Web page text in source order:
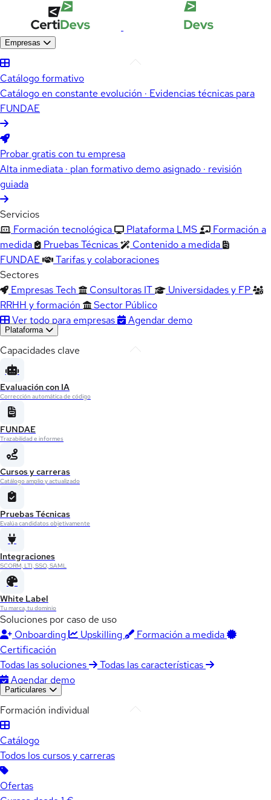
Empresas
Catálogo formativo
Catálogo en constante evolución · Evidencias técnicas para
FUNDAE
Probar gratis con tu empresa
Alta inmediata · plan formativo demo asignado · revisión
guiada
Servicios
Formación tecnológica
Plataforma LMS
Formación a
medida
Pruebas Técnicas
Contenido a medida
FUNDAE
Tarifas y colaboraciones
Sectores
Empresas Tech
Consultoras IT
Universidades y FP
RRHH y formación
Sector Público
Ver todo para empresas
Agendar demo
Plataforma
Capacidades clave
Evaluación con IA
Corrección automática de código
FUNDAE
Trazabilidad e informes
Cursos y carreras
Catálogo amplio y actualizado
Pruebas Técnicas
Evalúa candidatos objetivamente
Integraciones
SCORM, LTI, SSO, SAML
White Label
Tu marca, tu dominio
Soluciones por caso de uso
Onboarding
Upskilling
Formación a medida
Certificación
Todas las soluciones
Todas las características
Agendar demo
Particulares
Formación individual
Catálogo
Todos los cursos y carreras
Ofertas